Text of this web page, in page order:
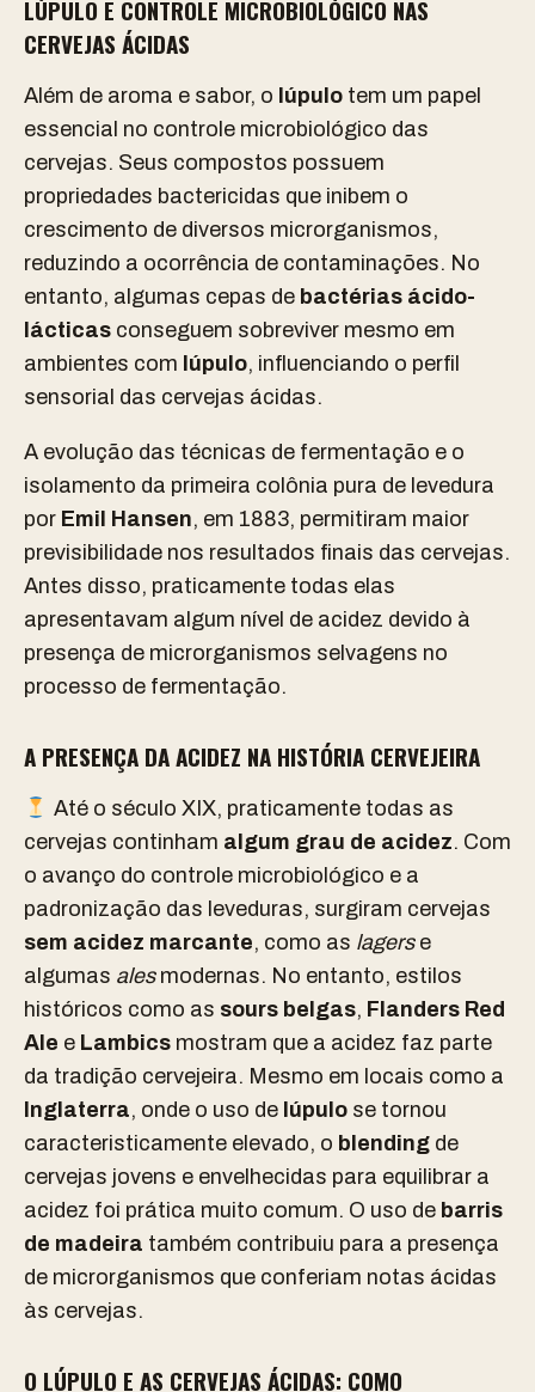
LÚPULO E CONTROLE MICROBIOLÓGICO NAS
CERVEJAS ÁCIDAS
Além de aroma e sabor, o lúpulo tem um papel
essencial no controle microbiológico das
cervejas. Seus compostos possuem
propriedades bactericidas que inibem o
crescimento de diversos microrganismos,
reduzindo a ocorrência de contaminações. No
entanto, algumas cepas de bactérias ácido-
lácticas conseguem sobreviver mesmo em
ambientes com lúpulo, influenciando o perfil
sensorial das cervejas ácidas.
A evolução das técnicas de fermentação e o
isolamento da primeira colônia pura de levedura
por Emil Hansen, em 1883, permitiram maior
previsibilidade nos resultados finais das cervejas.
Antes disso, praticamente todas elas
apresentavam algum nível de acidez devido à
presença de microrganismos selvagens no
processo de fermentação.
A PRESENÇA DA ACIDEZ NA HISTÓRIA CERVEJEIRA
Até o século XIX, praticamente todas as
cervejas continham algum grau de acidez. Com
o avanço do controle microbiológico e a
padronização das leveduras, surgiram cervejas
sem acidez marcante, como as lagers e
algumas ales modernas. No entanto, estilos
históricos como as sours belgas, Flanders Red
Ale e Lambics mostram que a acidez faz parte
da tradição cervejeira. Mesmo em locais como a
Inglaterra, onde o uso de lúpulo se tornou
caracteristicamente elevado, o blending de
cervejas jovens e envelhecidas para equilibrar a
acidez foi prática muito comum. O uso de barris
de madeira também contribuiu para a presença
de microrganismos que conferiam notas ácidas
às cervejas.
O LÚPULO E AS CERVEJAS ÁCIDAS: COMO